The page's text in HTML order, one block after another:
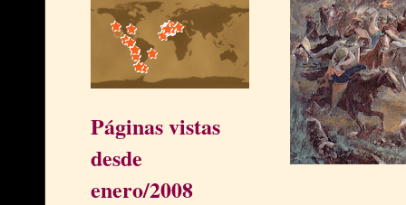
Páginas vistas
desde
enero/2008